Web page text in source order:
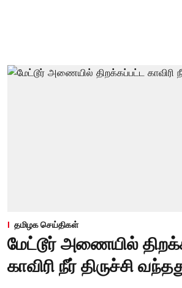
தமிழக செய்திகள்
மேட்டூர் அணையில்
காவிரி நீர் திருச்சி